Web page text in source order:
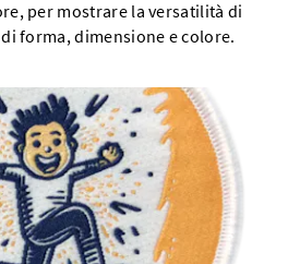
per mostrare la versatilità di
forma, dimensione e colore.